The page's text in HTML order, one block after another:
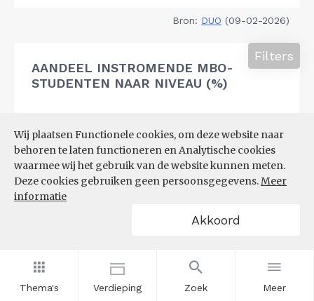
Thema's Verdieping Zoek Meer
Wij plaatsen Functionele cookies, om deze website naar
behoren te laten functioneren en Analytische cookies
waarmee wij het gebruik van de website kunnen meten.
Deze cookies gebruiken geen persoonsgegevens.Meer
informatie
Akkoord
Bron: DUO (09-02-2026)
AANDEEL INSTROMENDE MBO-
STUDENTEN NAAR NIVEAU (%)
Filters